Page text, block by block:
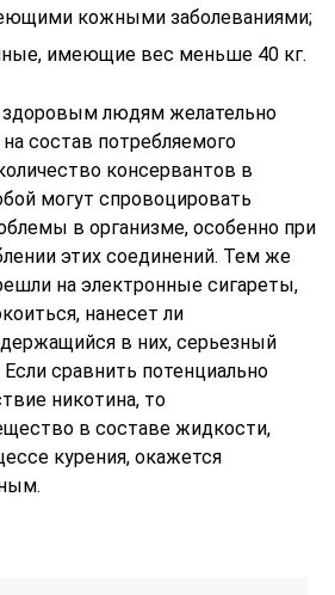
кожными заболеваниями;
имеющие вес меньше 40 кг.
людям желательно
состав потребляемого
консервантов в
могут спровоцировать
в организме, особенно при
этих соединений. Тем же
на электронные сигареты,
нанесет ли
в них, серьезный
сравнить потенциально
никотина, то
в составе жидкости,
курения, окажется